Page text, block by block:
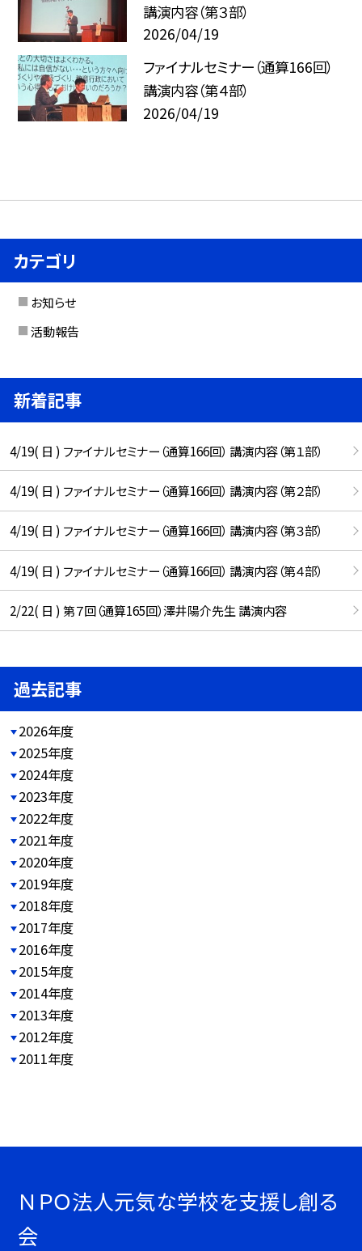
講演内容（第３部）
2026/04/19
ファイナルセミナー（通算166回）
講演内容（第４部）
2026/04/19
カテゴリ
お知らせ
活動報告
新着記事
4/19( 日 ) ファイナルセミナー（通算166回） 講演内容（第１部）
4/19( 日 ) ファイナルセミナー（通算166回） 講演内容（第２部）
4/19( 日 ) ファイナルセミナー（通算166回） 講演内容（第３部）
4/19( 日 ) ファイナルセミナー（通算166回） 講演内容（第４部）
2/22( 日 ) 第７回（通算165回）澤井陽介先生 講演内容
過去記事
2026年度
2025年度
2024年度
2023年度
2022年度
2021年度
2020年度
2019年度
2018年度
2017年度
2016年度
2015年度
2014年度
2013年度
2012年度
2011年度
ＮＰＯ法人元気な学校を支援し創る
会